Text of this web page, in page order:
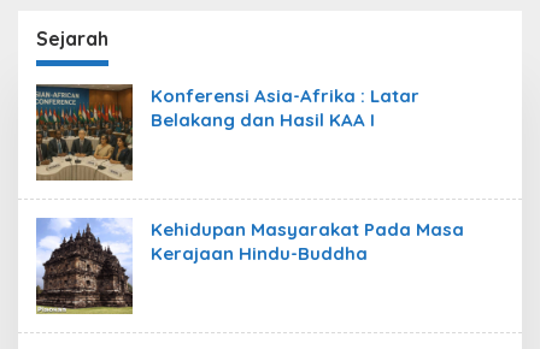
Sejarah
Konferensi Asia-Afrika : Latar
Belakang dan Hasil KAA I
Kehidupan Masyarakat Pada Masa
Kerajaan Hindu-Buddha